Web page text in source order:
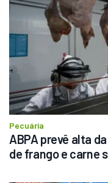
Pecuária
ABPA prevê alta
de frango e carne